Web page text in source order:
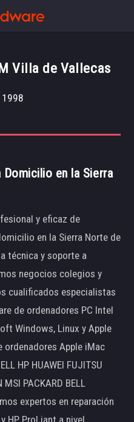
Villa de Vallecas
1998
en la Sierra
y eficaz de
en la Sierra Norte de
técnica y soporte a
negocios colegios y
cualificados especialistas
de ordenadores PC Intel
Windows, Linux y Apple
ordenadores Apple iMac
HP HUAWEI FUJITSU
MSI PACKARD BELL
expertos en reparación